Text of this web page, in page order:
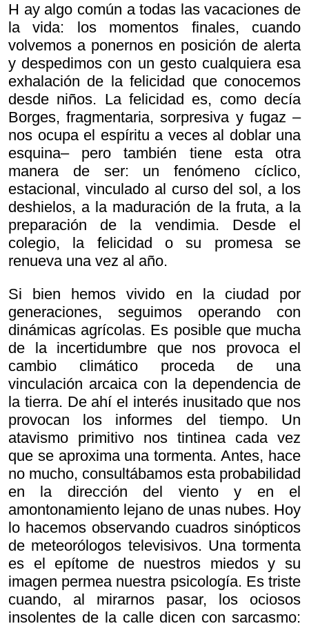
H ay algo común a todas las vacaciones de
la vida: los momentos finales, cuando
volvemos a ponernos en posición de alerta
y despedimos con un gesto cualquiera esa
exhalación de la felicidad que conocemos
desde niños. La felicidad es, como decía
Borges, fragmentaria, sorpresiva y fugaz –
nos ocupa el espíritu a veces al doblar una
esquina– pero también tiene esta otra
manera de ser: un fenómeno cíclico,
estacional, vinculado al curso del sol, a los
deshielos, a la maduración de la fruta, a la
preparación de la vendimia. Desde el
colegio, la felicidad o su promesa se
renueva una vez al año.
Si bien hemos vivido en la ciudad por
generaciones, seguimos operando con
dinámicas agrícolas. Es posible que mucha
de la incertidumbre que nos provoca el
cambio climático proceda de una
vinculación arcaica con la dependencia de
la tierra. De ahí el interés inusitado que nos
provocan los informes del tiempo. Un
atavismo primitivo nos tintinea cada vez
que se aproxima una tormenta. Antes, hace
no mucho, consultábamos esta probabilidad
en la dirección del viento y en el
amontonamiento lejano de unas nubes. Hoy
lo hacemos observando cuadros sinópticos
de meteorólogos televisivos. Una tormenta
es el epítome de nuestros miedos y su
imagen permea nuestra psicología. Es triste
cuando, al mirarnos pasar, los ociosos
insolentes de la calle dicen con sarcasmo: